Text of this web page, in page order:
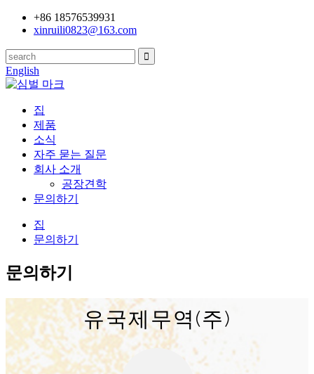
+86 18576539931
xinruili0823@163.com
English
집
제품
소식
자주 묻는 질문
회사 소개
공장견학
문의하기
집
문의하기
문의하기
유국제무역(주)